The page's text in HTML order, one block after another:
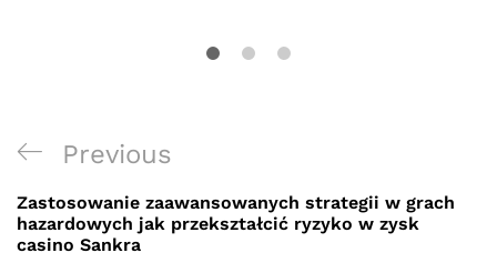
Post
navigation
Previous
Post
Previous
Zastosowanie zaawansowanych strategii w grach
hazardowych jak przekształcić ryzyko w zysk
casino Sankra